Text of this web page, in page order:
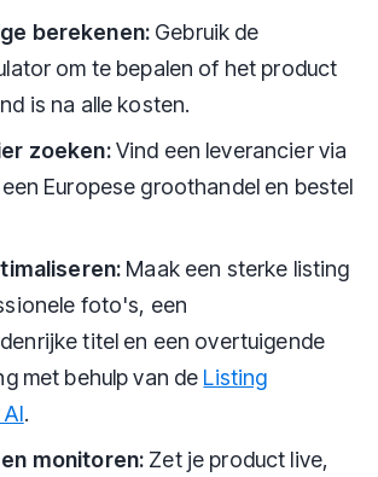
berekenen: Gebruik de
om te bepalen of het product
is na alle kosten.
zoeken:Vind een leverancier via
Europese groothandel en bestel
Maak een sterke listing
foto's, een
titel en een overtuigende
met behulp van de Listing
.
monitoren: Zet je product live,